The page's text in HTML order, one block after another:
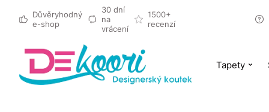
Důvěryhodný
e-shop
30 dní
na
vrácení
1500+
recenzí
Tapety